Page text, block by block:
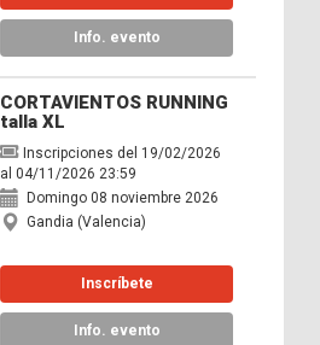
Info. evento
CORTAVIENTOS RUNNING
talla XL
Inscripciones del 19/02/2026
al 04/11/2026 23:59
Domingo 08 noviembre 2026
Gandia (Valencia)
Inscríbete
Info. evento